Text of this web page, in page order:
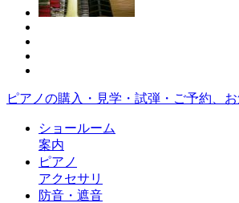
ピアノの購入・見学・試弾・ご予約、
ショールーム
案内
ピアノ
アクセサリ
防音・遮音